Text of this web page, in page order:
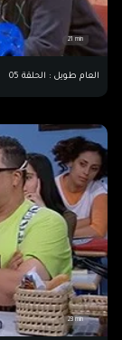
21 min
العام طويل : الحلقة 05
23 min